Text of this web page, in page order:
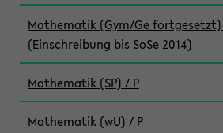
Mathematik (Gym/Ge fortgesetzt)
(Einschreibung bis SoSe 2014)
Mathematik (SP) / P
Mathematik (wU) / P